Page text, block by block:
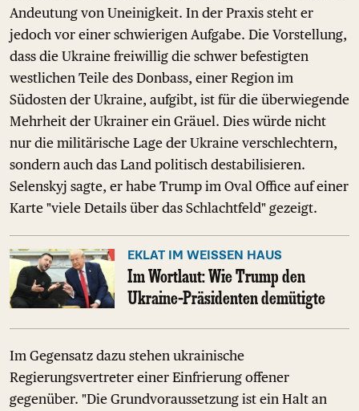
Andeutung von Uneinigkeit. In der Praxis steht er
jedoch vor einer schwierigen Aufgabe. Die Vorstellung,
dass die Ukraine freiwillig die schwer befestigten
westlichen Teile des Donbass, einer Region im
Südosten der Ukraine, aufgibt, ist für die überwiegende
Mehrheit der Ukrainer ein Gräuel. Dies würde nicht
nur die militärische Lage der Ukraine verschlechtern,
sondern auch das Land politisch destabilisieren.
Selenskyj sagte, er habe Trump im Oval Office auf einer
Karte "viele Details über das Schlachtfeld" gezeigt.
EKLAT IM WEISSEN HAUS
Im Wortlaut: Wie Trump den
Ukraine-Präsidenten demütigte
Im Gegensatz dazu stehen ukrainische
Regierungsvertreter einer Einfrierung offener
gegenüber. "Die Grundvoraussetzung ist ein Halt an